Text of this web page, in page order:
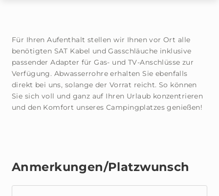
Für Ihren Aufenthalt stellen wir Ihnen vor Ort alle
benötigten SAT Kabel und Gasschläuche inklusive
passender Adapter für Gas- und TV-Anschlüsse zur
Verfügung. Abwasserrohre erhalten Sie ebenfalls
direkt bei uns, solange der Vorrat reicht. So können
Sie sich voll und ganz auf Ihren Urlaub konzentrieren
und den Komfort unseres Campingplatzes genießen!
Anmerkungen/Platzwunsch